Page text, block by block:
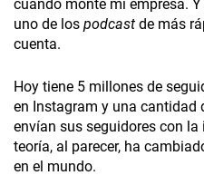
cuando monté mi empresa.
uno de los podcast de más
cuenta.
Hoy tiene 5 millones de
en Instagram y una cantidad
envían sus seguidores con la
teoría, al parecer, ha
en el mundo.